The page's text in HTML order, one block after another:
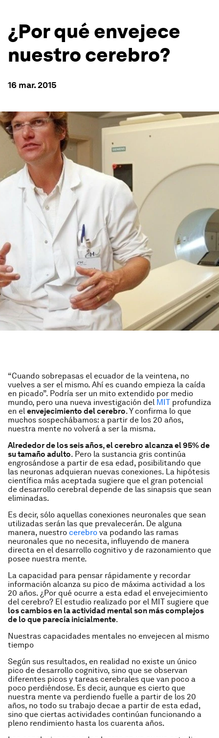
¿Por qué envejece
nuestro cerebro?
16 mar. 2015
“Cuando sobrepasas el ecuador de la veintena, no
vuelves a ser el mismo. Ahí es cuando empieza la caída
en picado”. Podría ser un mito extendido por medio
mundo, pero una nueva investigación del MIT profundiza
en el envejecimiento del cerebro. Y confirma lo que
muchos sospechábamos: a partir de los 20 años,
nuestra mente no volverá a ser la misma.
Alrededor de los seis años, el cerebro alcanza el 95% de
su tamaño adulto. Pero la sustancia gris continúa
engrosándose a partir de esa edad, posibilitando que
las neuronas adquieran nuevas conexiones. La hipótesis
científica más aceptada sugiere que el gran potencial
de desarrollo cerebral depende de las sinapsis que sean
eliminadas.
Es decir, sólo aquellas conexiones neuronales que sean
utilizadas serán las que prevalecerán. De alguna
manera, nuestro cerebro va podando las ramas
neuronales que no necesita, influyendo de manera
directa en el desarrollo cognitivo y de razonamiento que
posee nuestra mente.
La capacidad para pensar rápidamente y recordar
información alcanza su pico de máxima actividad a los
20 años. ¿Por qué ocurre a esta edad el envejecimiento
del cerebro? El estudio realizado por el MIT sugiere que
los cambios en la actividad mental son más complejos
de lo que parecía inicialmente.
Nuestras capacidades mentales no envejecen al mismo
tiempo
Según sus resultados, en realidad no existe un único
pico de desarrollo cognitivo, sino que se observan
diferentes picos y tareas cerebrales que van poco a
poco perdiéndose. Es decir, aunque es cierto que
nuestra mente va perdiendo fuelle a partir de los 20
años, no todo su trabajo decae a partir de esta edad,
sino que ciertas actividades continúan funcionando a
pleno rendimiento hasta los cuarenta años.